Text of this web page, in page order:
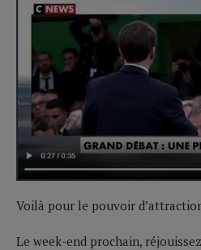
Voilà pour le pouvoir
Le week-end prochain,